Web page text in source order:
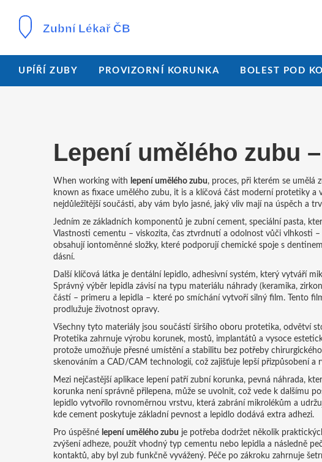
UPÍŘÍ ZUBY PROVIZORNÍ KORUNKA BOLEST POD
Lepení umělého zubu
When working with lepení umělého zubu, proces, při kterém se umělá
known as fixace umělého zubu, it is a klíčová část moderní protetiky a
nejdůležitější součásti, aby vám bylo jasné, jaký vliv mají na úspěch a
Jedním ze základních komponentů je zubní cement, speciální pasta,
Vlastnosti cementu – viskozita, čas ztvrdnutí a odolnost vůči vlhkosti
obsahují iontoměnné složky, které podporují chemické spoje s
dásní.
Další klíčová látka je dentální lepidlo, adhesivní systém, který vytváří
Správný výběr lepidla závisí na typu materiálu náhrady (keramika,
částí – primeru a lepidla – které po smíchání vytvoří silný film. Tento
prodlužuje životnost opravy.
Všechny tyto materiály jsou součástí širšího oboru protetika, odvětví
Protetika zahrnuje výrobu korunek, mostů, implantátů a vysoce
protože umožňuje přesné umístění a stabilitu bez potřeby
skenováním a CAD/CAM technologií, což zajišťuje lepší přizpůsobení a
Mezi nejčastější aplikace lepení patří zubní korunka, pevná náhrada,
korunka není správně přilepena, může se uvolnit, což vede k dalšímu
lepidlo vytvořilo rovnoměrnou vrstvu, která zabrání mikrolékům a
kde cement poskytuje základní pevnost a lepidlo dodává extra adhezi.
Pro úspěšné lepení umělého zubu je potřeba dodržet několik
zvýšení adheze, použít vhodný typ cementu nebo lepidla a následně
kontaktů, aby byl zub funkčně vyvážený. Péče po zákroku zahrnuje